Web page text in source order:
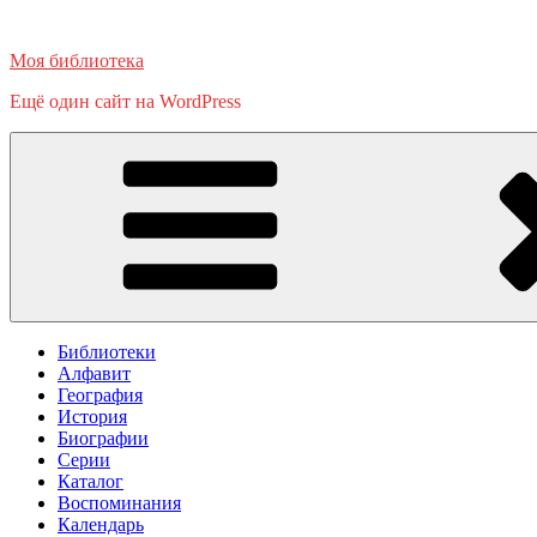
содержимому
Моя библиотека
Ещё один сайт на WordPress
Библиотеки
Алфавит
География
История
Биографии
Серии
Каталог
Воспоминания
Календарь